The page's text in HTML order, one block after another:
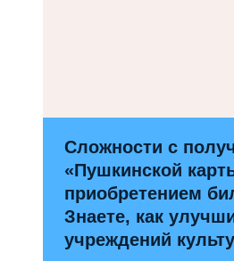
Сложности с
«Пушкинской
приобретением
Знаете, как
учреждений